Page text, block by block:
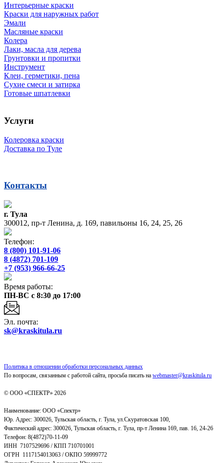
Интерьерные краски
Краски для наружных работ
Эмали
Масляные краски
Колера
Лаки, масла для дерева
Грунтовки и пропитки
Инструмент
Клеи, герметики, пена
Сухие смеси и затирка
Готовые шпатлевки
Услуги
Колеровка краски
Доставка по Туле
Контакты
г. Тула
300012, пр-т Ленина, д. 169, павильоны 16, 24, 25, 26
Телефон:
8 (800) 101-91-06
8 (4872) 701-109
+7 (953) 966-66-25
Время работы:
ПН-ВС с 8:30 до 17:00
Эл. почта:
sk@kraskitula.ru
Политика в отношении обработки персональных данных
По вопросам, связанным с работой сайта, просьба писать на webmaster@kraskitula.ru
© ООО «СПЕКТР» 2026
Наименование: ООО «Спектр»
Юр. Адрес: 300026, Тульская область, г. Тула, ул.Скуратовская 100,
Фактический адрес: 300026, Тульская область, г. Тула, пр-т Ленина 169, пав. 16, 24-26
Телефон: 8(4872)70-11-09
ИНН 7107529696 / КПП 710701001
ОГРН 1117154013063 / ОКПО 59999772